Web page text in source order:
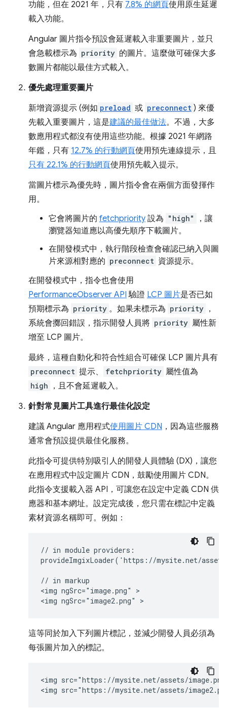
功能，但在 2021 年，只有 7.8% 的網頁使用原生延遲
載入功能。
Angular 圖片指令預設會延遲載入非重要圖片，並只
會急載標示為 priority 的圖片。這麼做可確保大多
數圖片都能以最佳方式載入。
優先處理重要圖片
新增資源提示 (例如 preload 或 preconnect ) 來優
先載入重要圖片，這是建議的最佳做法。不過，大多
數應用程式都沒有使用這些功能。根據 2021 年網路
年鑑，只有 12.7% 的行動網頁使用預先連線提示，且
只有 22.1% 的行動網頁使用預先載入提示。
當圖片標示為優先時，圖片指令會在兩個方面發揮作
用。
它會將圖片的 fetchpriority 設為 "high"
，讓
瀏覽器知道應以高優先順序下載圖片。
在開發模式中，執行階段檢查會確認已納入與圖
片來源相對應的 preconnect 資源提示。
在開發模式中，指令也會使用
PerformanceObserver API 驗證 LCP 圖片是否已如
預期標示為 priority 。如果未標示為 priority ，
系統會擲回錯誤，指示開發人員將 priority 屬性新
增至 LCP 圖片。
最終，這種自動化和符合性組合可確保 LCP 圖片具有
preconnect 提示、 fetchpriority 屬性值為
high
，且不會延遲載入。
針對常見圖片工具進行最佳化設定
建議 Angular 應用程式使用圖片 CDN ，因為這些服務
通常會預設提供最佳化服務。
此指令可提供特別吸引人的開發人員體驗 (DX)，讓您
在應用程式中設定圖片 CDN，鼓勵使用圖片 CDN。
此指令支援載入器 API，可讓您在設定中定義 CDN 供
應器和基本網址。設定完成後，您只需在標記中定義
素材資源名稱即可。例如：
// in module providers:
provideImgixLoader('https://mysite.net/
// in markup
<img ngSrc="image.png" >
這等同於加入下列圖片標記，並減少開發人員必須為
每張圖片加入的標記。
<img src="https://mysite.net/assets/